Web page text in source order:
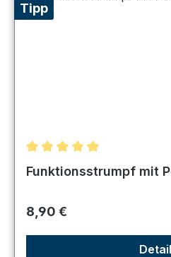
Tipp
Durchschnittliche
Funktionsstrumpf mit
Regulärer Preis:
8,90 €